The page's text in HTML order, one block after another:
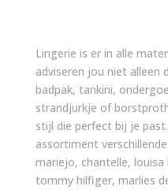
Lingerie is er in alle
adviseren jou niet alleen
badpak, tankini,
strandjurkje of
stijl die perfect bij je
assortiment
mariejo, chantelle,
tommy hilfiger, marlies